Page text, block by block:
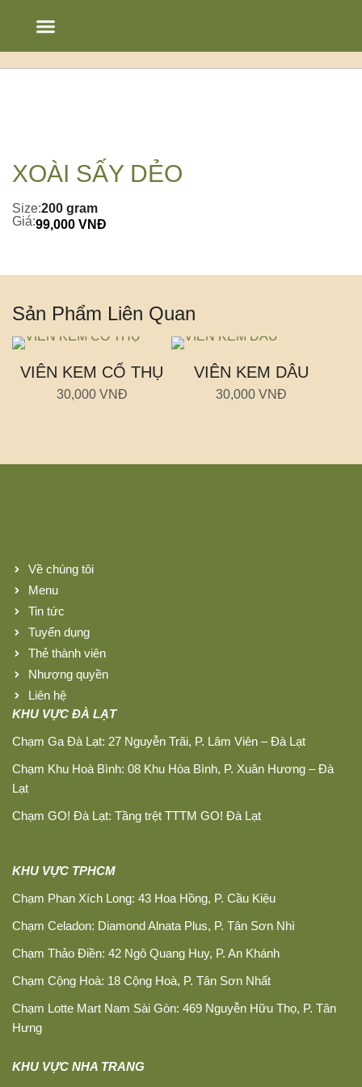
XOÀI SẤY DẺO
Size:200 gram
Giá:99,000 VNĐ
Sản Phẩm Liên Quan
VIÊN KEM CỔ THỤ
30,000 VNĐ
VIÊN KEM DÂU
30,000 VNĐ
Về chúng tôi
Menu
Tin tức
Tuyển dụng
Thẻ thành viên
Nhượng quyền
Liên hệ
KHU VỰC ĐÀ LẠT
Chạm Ga Đà Lạt: 27 Nguyễn Trãi, P. Lâm Viên – Đà Lạt
Chạm Khu Hoà Bình: 08 Khu Hòa Bình, P. Xuân Hương – Đà
Lạt
Chạm GO! Đà Lạt: Tầng trệt TTTM GO! Đà Lạt
KHU VỰC TPHCM
Chạm Phan Xích Long: 43 Hoa Hồng, P. Cầu Kiệu
Chạm Celadon: Diamond Alnata Plus, P. Tân Sơn Nhì
Chạm Thảo Điền: 42 Ngô Quang Huy, P. An Khánh
Chạm Cộng Hoà: 18 Cộng Hoà, P. Tân Sơn Nhất
Chạm Lotte Mart Nam Sài Gòn: 469 Nguyễn Hữu Thọ, P. Tân
Hưng
KHU VỰC NHA TRANG